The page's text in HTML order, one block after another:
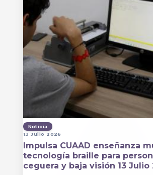
Noticia
13 Julio 2026
Impulsa CUAAD enseñanza
tecnología braille para
ceguera y baja visión 13 Julio